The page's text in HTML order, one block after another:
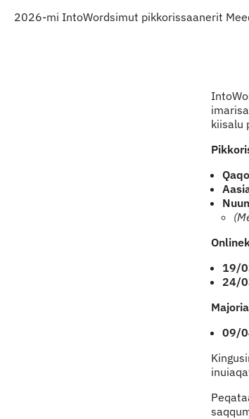
2026-mi IntoWordsimut pikkorissaanerit
kiisalu
19/
24/
09/